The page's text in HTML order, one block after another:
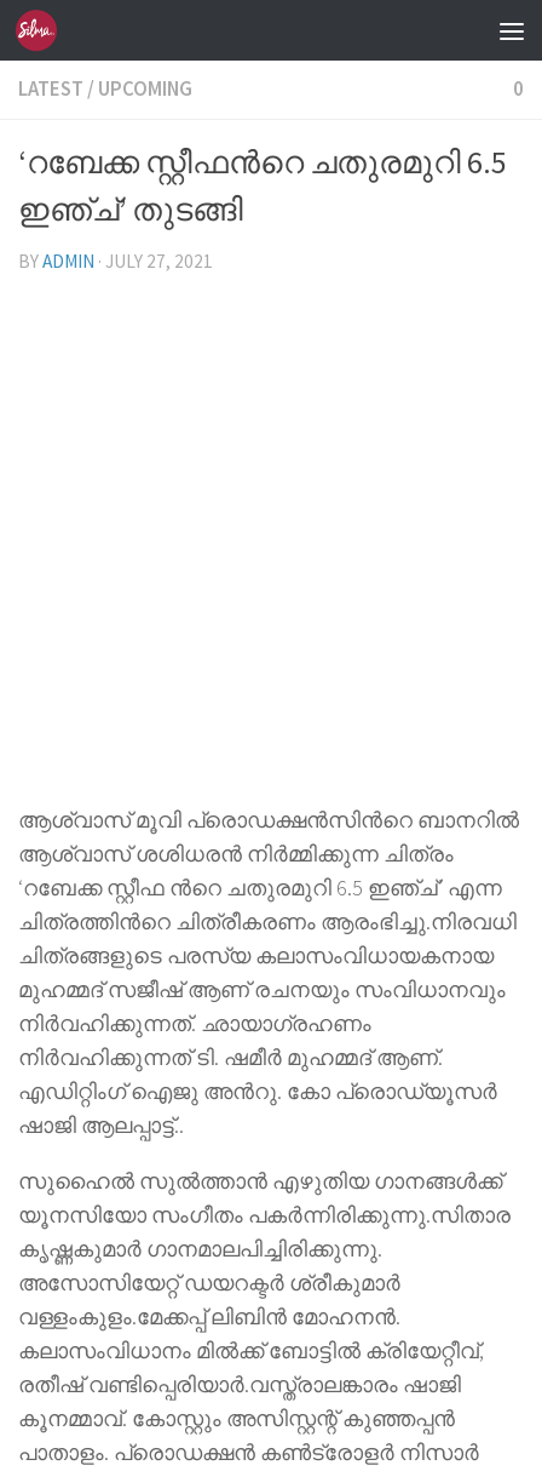
Skip to content
LATEST / UPCOMING 0
‘റബേക്ക സ്റ്റീഫന്‍റെ ചതുരമുറി 6.5
ഇഞ്ച്’ തുടങ്ങി
BYADMIN · JULY 27, 2021
ആശ്വാസ് മൂവി പ്രൊഡക്ഷൻസിന്‍റെ ബാനറിൽ
ആശ്വാസ് ശശിധരൻ നിർമ്മിക്കുന്ന ചിത്രം
‘റബേക്ക സ്റ്റീഫ ന്‍റെ ചതുരമുറി 6.5 ഇഞ്ച്’ എന്ന
ചിത്രത്തിന്‍റെ ചിത്രീകരണം ആരംഭിച്ചു.നിരവധി
ചിത്രങ്ങളുടെ പരസ്യ കലാസംവിധായകനായ
മുഹമ്മദ് സജീഷ് ആണ് രചനയും സംവിധാനവും
നിർവഹിക്കുന്നത്. ഛായാഗ്രഹണം
നിർവഹിക്കുന്നത് ടി. ഷമീർ മുഹമ്മദ് ആണ്.
എഡിറ്റിംഗ് ഐജു അന്‍റു. കോ പ്രൊഡ്യൂസർ
ഷാജി ആലപ്പാട്ട്..
സുഹൈൽ സുൽത്താൻ എഴുതിയ ഗാനങ്ങൾക്ക്
യൂനസിയോ സംഗീതം പകർന്നിരിക്കുന്നു.സിതാര
കൃഷ്ണകുമാർ ഗാനമാലപിച്ചിരിക്കുന്നു.
അസോസിയേറ്റ് ഡയറക്ടർ ശ്രീകുമാർ
വള്ളംകുളം.മേക്കപ്പ് ലിബിൻ മോഹനൻ.
കലാസംവിധാനം മിൽക്ക് ബോട്ടിൽ ക്രിയേറ്റീവ്,
രതീഷ് വണ്ടിപ്പെരിയാർ.വസ്ത്രാലങ്കാരം ഷാജി
കൂനമ്മാവ്. കോസ്റ്റും അസിസ്റ്റന്റ് കുഞ്ഞപ്പൻ
പാതാളം. പ്രൊഡക്ഷൻ കൺട്രോളർ നിസാർ